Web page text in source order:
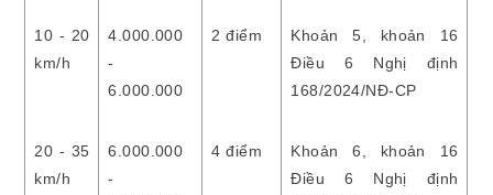
10 - 20
km/h
4.000.000
-
6.000.000
2 điểm
Khoản 5, khoản 16
Điều 6 Nghị định
168/2024/NĐ-CP
20 - 35
km/h
6.000.000
-
4 điểm
Khoản 6, khoản 16
Điều 6 Nghị định